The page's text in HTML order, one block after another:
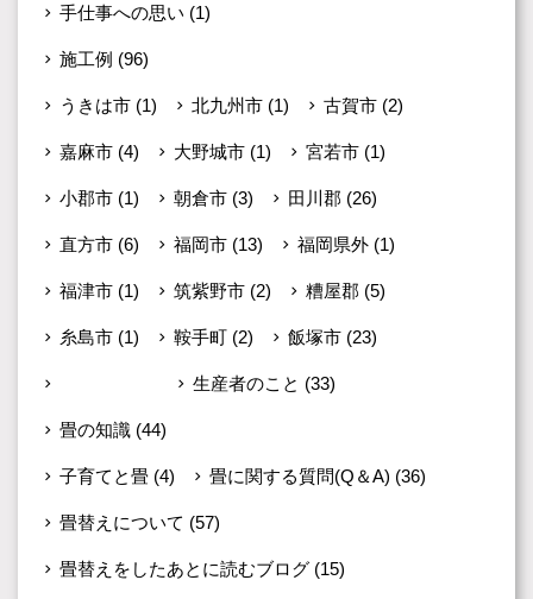
手仕事への思い (1)
施工例 (96)
うきは市 (1) 北九州市 (1) 古賀市 (2)
嘉麻市 (4) 大野城市 (1) 宮若市 (1)
小郡市 (1) 朝倉市 (3) 田川郡 (26)
直方市 (6) 福岡市 (13) 福岡県外 (1)
福津市 (1) 筑紫野市 (2) 糟屋郡 (5)
糸島市 (1) 鞍手町 (2) 飯塚市 (23)
生産者のこと (33)
畳の知識 (44)
子育てと畳 (4) 畳に関する質問(Q＆A) (36)
畳替えについて (57)
畳替えをしたあとに読むブログ (15)